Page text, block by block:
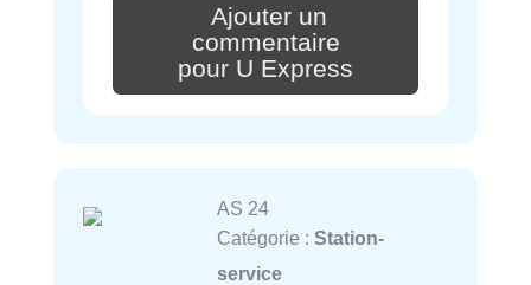
Ajouter un
commentaire
pour U Express
AS 24
Catégorie : Station-
service